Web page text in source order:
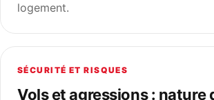
logement.
SÉCURITÉ ET RISQUES
Vols et agressions : nature